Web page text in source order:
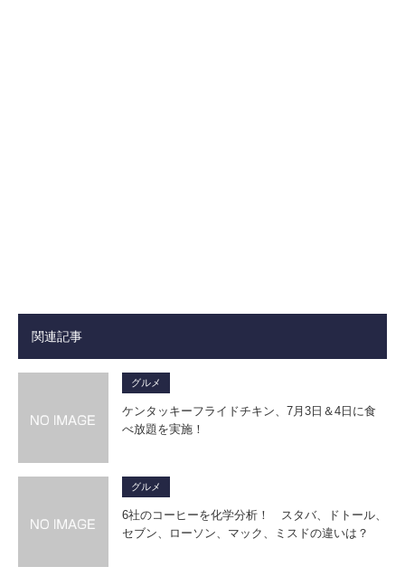
関連記事
グルメ
ケンタッキーフライドチキン、7月3日＆4日に食
べ放題を実施！
グルメ
6社のコーヒーを化学分析！ スタバ、ドトール、
セブン、ローソン、マック、ミスドの違いは？